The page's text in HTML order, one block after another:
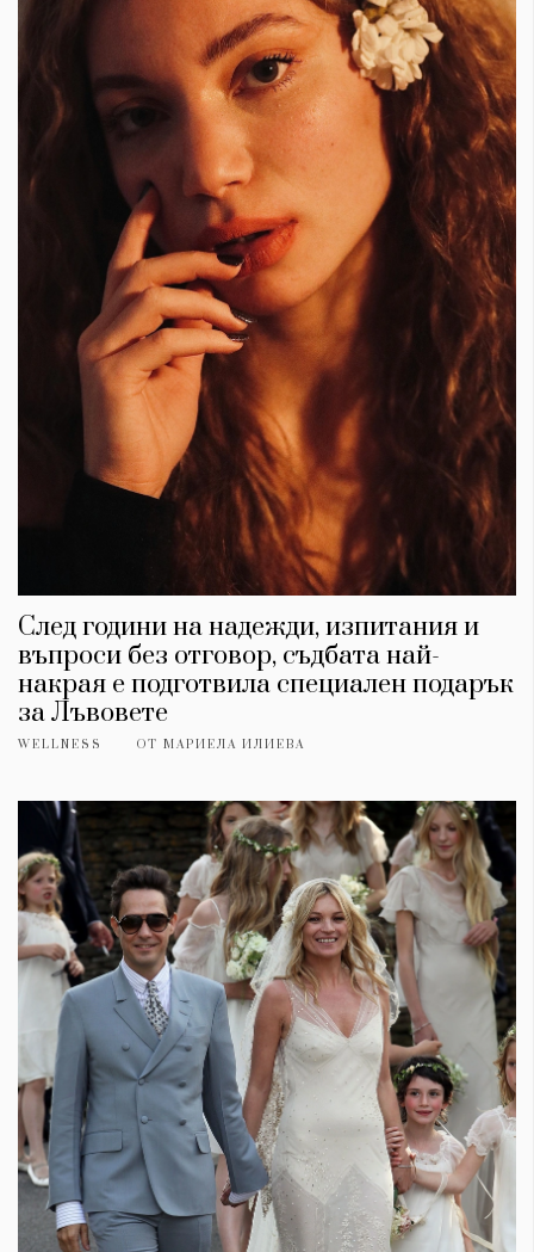
След години на надежди, изпитания и
въпроси без отговор, съдбата най-
накрая е подготвила специален подарък
за Лъвовете
WELLNESS ОТ МАРИЕЛА ИЛИЕВА